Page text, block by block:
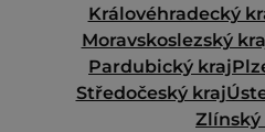
Královéhradecký
Moravskoslezský
Pardubický kraj
Středočeský kraj
Zlínský